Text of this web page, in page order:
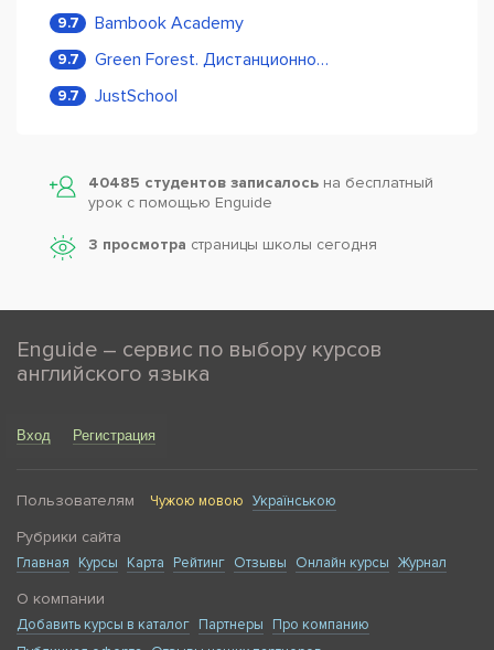
9.7 Bambook Academy
9.7 Green Forest. Дистанционное обучение
9.7 JustSchool
40485 студентов записалось на бесплатный
урок с помощью Enguide
3 просмотра страницы школы сегодня
Enguide – сервис по выбору курсов
английского языка
Вход Регистрация
Пользователям Чужою мовою Українською
Рубрики сайта
Главная Курсы Карта Рейтинг Отзывы Онлайн курсы Журнал
О компании
Добавить курсы в каталог Партнеры
Про компанию